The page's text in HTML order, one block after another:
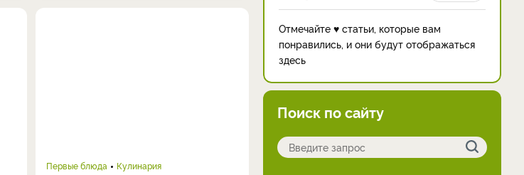
Первые блюда Кулинария
Отмечайте ♥ статьи, которые вам
понравились, и они будут отображаться
здесь
Поиск по сайту